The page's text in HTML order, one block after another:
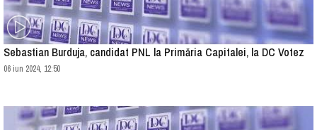
Sebastian Burduja, candidat PNL la Primăria Capitalei, la DC Votez
06 iun 2024, 12:50